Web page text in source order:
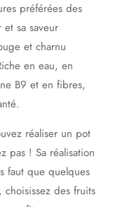
préférées des
sa saveur
et charnu
en eau, en
B9 et en fibres,
réaliser un pot
pas ! Sa réalisation
faut que quelques
choisissez des fruits